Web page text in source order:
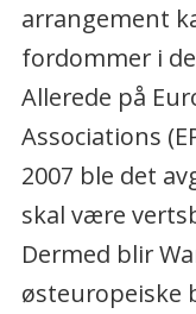
arrangement
fordommer i
Allerede på
Associations
2007 ble det
skal være
Dermed blir
østeuropeiske